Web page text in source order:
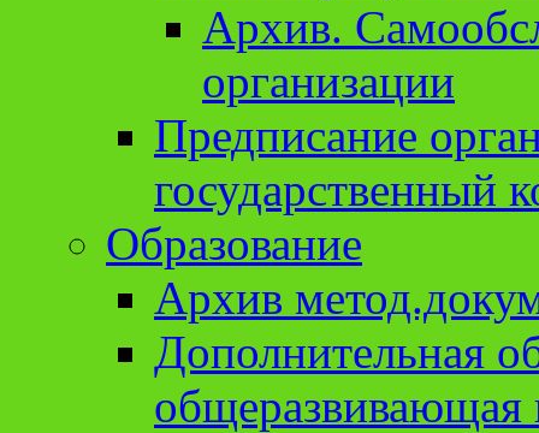
Архив.
организации
Предписание
государственный
Образование
Архив
Дополнительная